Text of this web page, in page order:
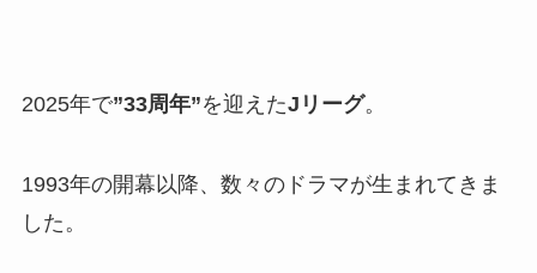
2025年で”33周年”を迎えたJリーグ。
1993年の開幕以降、数々のドラマが生まれてきま
した。